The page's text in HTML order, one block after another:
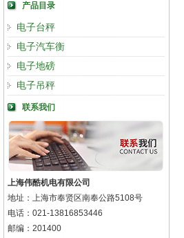
产品目录
电子台秤
电子汽车衡
电子地磅
电子吊秤
联系我们
上海伟酷机电有限公司
地址：上海市奉贤区南奉公路5108号
电话：021-13816853446
邮编：201400